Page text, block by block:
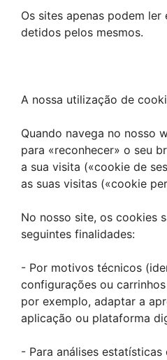
Os sites apenas podem
detidos pelos mesmos.
A nossa utilização de
Quando navega no nosso
para «reconhecer» o seu
a sua visita («cookie de
as suas visitas («cookie
No nosso site, os cookies
seguintes finalidades:
- Por motivos técnicos
configurações ou
por exemplo, adaptar a
aplicação ou plataforma
- Para análises